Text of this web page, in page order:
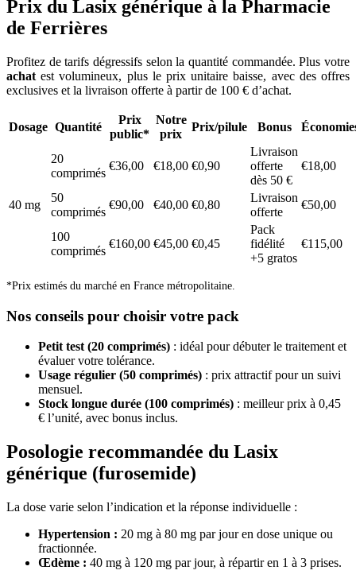
Prix du Lasix générique à la Pharmacie
de Ferrières
Profitez de tarifs dégressifs selon la quantité commandée. Plus votre
achat est volumineux, plus le prix unitaire baisse, avec des offres
exclusives et la livraison offerte à partir de 100 € d’achat.
Dosage Quantité
Prix
public*
Notre
prix
Prix/pilule Bonus
40 mg
20
comprimés
€36,00 €18,00 €0,90
Livraison
offerte
dès 50 €
€18,00
50
comprimés
€90,00 €40,00 €0,80
Livraison
offerte
€50,00
100
comprimés
€160,00 €45,00 €0,45
Pack
fidélité
+5 gratos
€115,00
*Prix estimés du marché en France métropolitaine.
Nos conseils pour choisir votre pack
Petit test (20 comprimés) : idéal pour débuter le traitement et
évaluer votre tolérance.
Usage régulier (50 comprimés) : prix attractif pour un suivi
mensuel.
Stock longue durée (100 comprimés) : meilleur prix à 0,45
€ l’unité, avec bonus inclus.
Posologie recommandée du Lasix
générique (furosemide)
La dose varie selon l’indication et la réponse individuelle :
Hypertension : 20 mg à 80 mg par jour en dose unique ou
fractionnée.
Œdème : 40 mg à 120 mg par jour, à répartir en 1 à 3 prises.